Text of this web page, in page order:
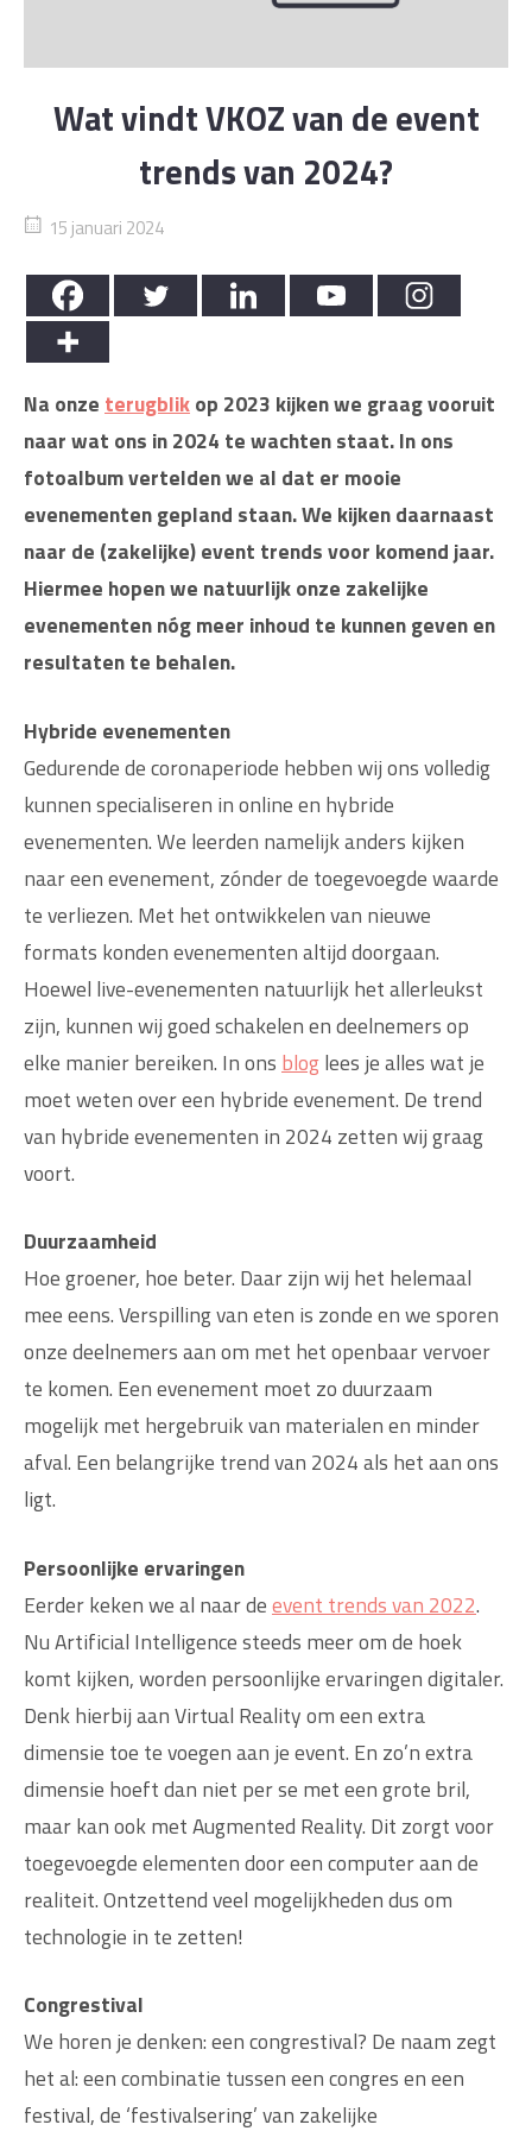
Wat vindt VKOZ van de event
trends van 2024?
15 januari 2024
Na onzeterugblikop 2023 kijken we graag vooruit
naar wat ons in 2024 te wachten staat. In ons
fotoalbum vertelden we al dat er mooie
evenementen gepland staan.We kijken daarnaast
naar de (zakelijke) event trends voor komend jaar.
Hiermee hopen we natuurlijk onze zakelijke
evenementen nóg meer inhoud te kunnen geven en
resultaten te behalen.
Hybride evenementen
Gedurende de coronaperiode hebben wij ons volledig
kunnen specialiseren in online en hybride
evenementen. We leerden namelijk anders kijken
naar een evenement, zónder de toegevoegde waarde
te verliezen. Met het ontwikkelen van nieuwe
formats konden evenementen altijd doorgaan.
Hoewel live-evenementen natuurlijk het allerleukst
zijn, kunnen wij goed schakelen en deelnemers op
elke manier bereiken. In ons bloglees je alles wat je
moet weten over een hybride evenement. De trend
van hybride evenementen in 2024 zetten wij graag
voort.
Duurzaamheid
Hoe groener, hoe beter. Daar zijn wij het helemaal
mee eens. Verspilling van eten is zonde en we sporen
onze deelnemers aan om met het openbaar vervoer
te komen. Een evenement moet zo duurzaam
mogelijk met hergebruik van materialen en minder
afval. Een belangrijke trend van 2024 als het aan ons
ligt.
Persoonlijke ervaringen
Eerder keken we al naar deevent trends van 2022.
Nu Artificial Intelligence steeds meer om de hoek
komt kijken, worden persoonlijke ervaringen digitaler.
Denk hierbij aan Virtual Reality om een extra
dimensie toe te voegen aan je event. En zo’n extra
dimensie hoeft dan niet per se met een grote bril,
maar kan ook met Augmented Reality. Dit zorgt voor
toegevoegde elementen door een computer aan de
realiteit. Ontzettend veel mogelijkheden dus om
technologie in te zetten!
Congrestival
We horen je denken: een congrestival? De naam zegt
het al: een combinatie tussen een congres en een
festival, de ‘festivalsering’ van zakelijke